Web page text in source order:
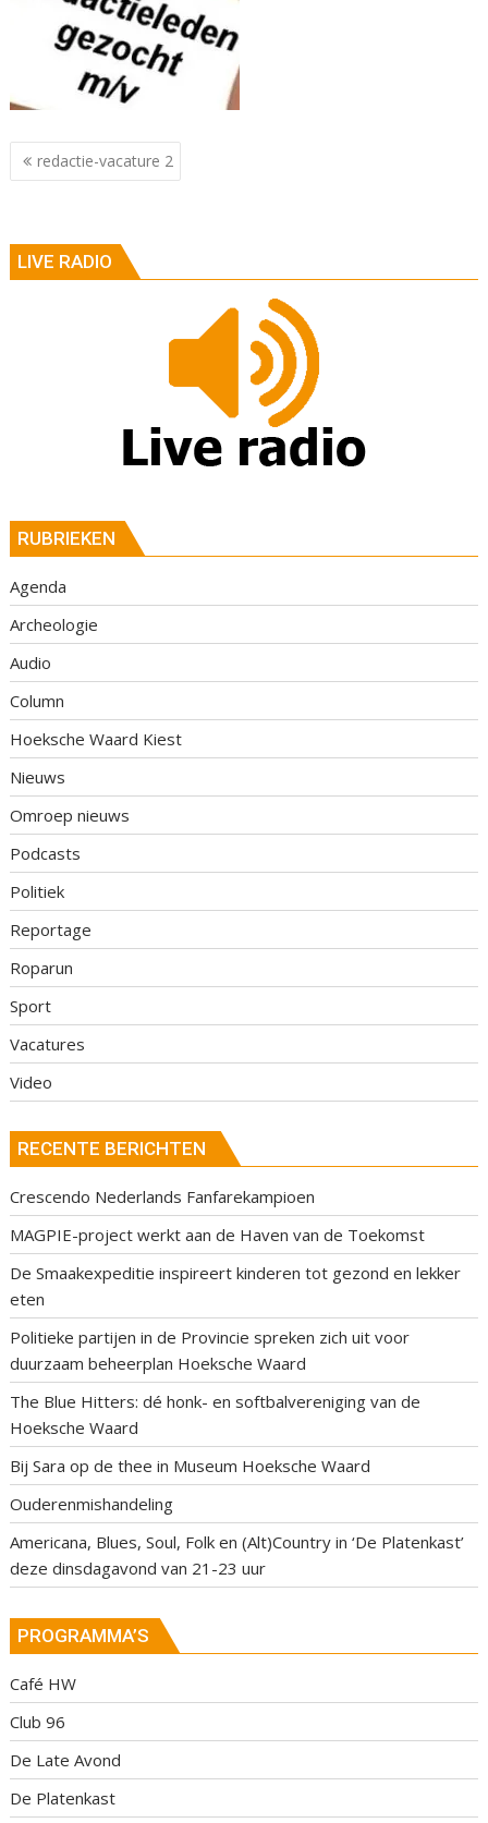
Berichtnavigatie
redactie-vacature 2
LIVE RADIO
RUBRIEKEN
Agenda
Archeologie
Audio
Column
Hoeksche Waard Kiest
Nieuws
Omroep nieuws
Podcasts
Politiek
Reportage
Roparun
Sport
Vacatures
Video
RECENTE BERICHTEN
Crescendo Nederlands Fanfarekampioen
MAGPIE-project werkt aan de Haven van de Toekomst
De Smaakexpeditie inspireert kinderen tot gezond en lekker
eten
Politieke partijen in de Provincie spreken zich uit voor
duurzaam beheerplan Hoeksche Waard
The Blue Hitters: dé honk- en softbalvereniging van de
Hoeksche Waard
Bij Sara op de thee in Museum Hoeksche Waard
Ouderenmishandeling
Americana, Blues, Soul, Folk en (Alt)Country in ‘De Platenkast’
deze dinsdagavond van 21-23 uur
PROGRAMMA’S
Café HW
Club 96
De Late Avond
De Platenkast